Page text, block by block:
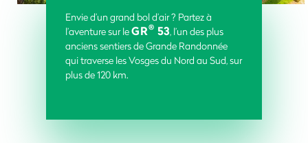
Envie d’un grand bol d’air ? Partez à
l’aventure sur leGR® 53, l’un des plus
anciens sentiers de Grande Randonnée
qui traverse les Vosges du Nord au Sud, sur
plus de 120 km.